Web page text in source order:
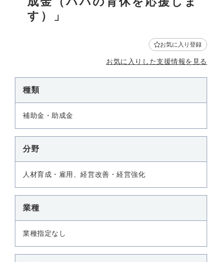
す）」
お気に入り登録
お気に入りした支援情報を見る
種類
補助金・助成金
分野
人材育成・雇用、経営改善・経営強化
業種
業種指定なし